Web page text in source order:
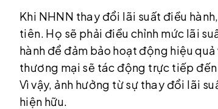
Khi NHNN thay đổi lãi suất điều
tiên. Họ sẽ phải điều chỉnh mức lãi
hành để đảm bảo hoạt động hiệu
thương mại sẽ tác động trực tiếp
Vì vậy, ảnh hưởng từ sự thay đổi lãi
hiện hữu.